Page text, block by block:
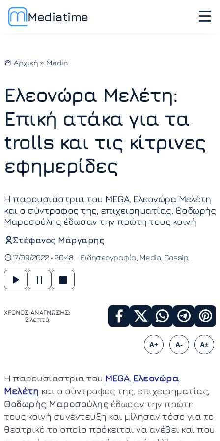
Mediatime
Αρχική » Media
Ελεονώρα Μελέτη:
Επική ατάκα για τα
trolls και τις κίτρινες
εφημερίδες
Η παρουσιάστρια του MEGA, Ελεονώρα Μελέτη
και ο σύντροφος της, επιχειρηματίας, Θοδωρής
Μαροσούλης έδωσαν την πρώτη τους κοινή
Στέφανος Μάργαρης
17/09/2022 • 20:48 - Ειδησεογραφία Media Gossip
ΧΡΟΝΟΣ ΑΝΑΓΝΩΣΗΣ:
2 λεπτά
A+ A- A±
Η παρουσιάστρια του MEGA, Ελεονώρα
Μελέτη και ο σύντροφος της, επιχειρηματίας,
Θοδωρής Μαροσούλης έδωσαν την πρώτη
τους κοινή συνέντευξη και μίλησαν τόσο για το
θεατρικό το οποίο πρόκειται να ανέβει και που